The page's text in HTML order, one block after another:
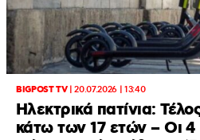
BIGPOST TV|20.07.2026 | 13:40
Ηλεκτρικά πατίνια:
κάτω των 17 ετών – Οι